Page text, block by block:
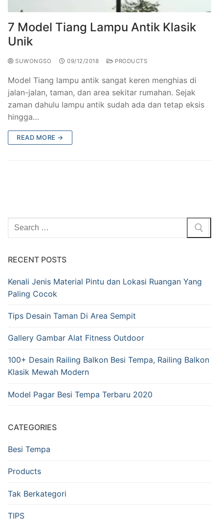
7 Model Tiang Lampu Antik Klasik
Unik
SUWONGSO 09/12/2018 PRODUCTS
Model Tiang lampu antik sangat keren menghias di
jalan-jalan, taman, dan area sekitar rumahan. Sejak
zaman dahulu lampu antik sudah ada dan tetap eksis
hingga…
READ MORE →
RECENT POSTS
Kenali Jenis Material Pintu dan Lokasi Ruangan Yang
Paling Cocok
Tips Desain Taman Di Area Sempit
Gallery Gambar Alat Fitness Outdoor
100+ Desain Railing Balkon Besi Tempa, Railing Balkon
Klasik Mewah Modern
Model Pagar Besi Tempa Terbaru 2020
CATEGORIES
Besi Tempa
Products
Tak Berkategori
TIPS